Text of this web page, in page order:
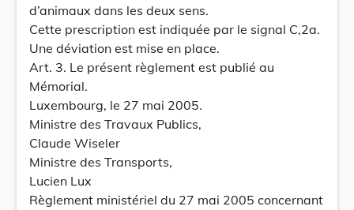
d’animaux dans les deux sens.
Cette prescription est indiquée par le signal C,2a.
Une déviation est mise en place.
Art. 3. Le présent règlement est publié au
Mémorial.
Luxembourg, le 27 mai 2005.
Ministre des Travaux Publics,
Claude Wiseler
Ministre des Transports,
Lucien Lux
Règlement ministériel du 27 mai 2005 concernant